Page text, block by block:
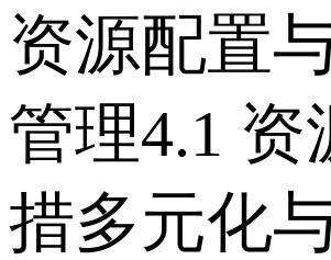
资源配置
管理 4.1 资
措多元化